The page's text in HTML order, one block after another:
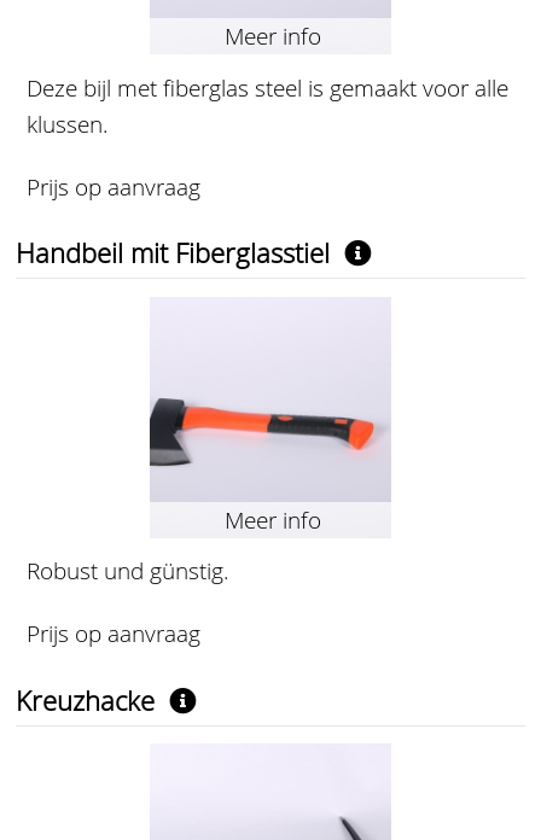
Meer info
Deze bijl met fiberglas steel is gemaakt voor alle
klussen.
Prijs op aanvraag
Handbeil mit Fiberglasstiel
Meer info
Robust und günstig.
Prijs op aanvraag
Kreuzhacke